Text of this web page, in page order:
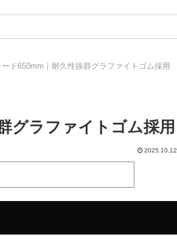
ド650mm｜耐久性抜群グラファイトゴム採用
グラファイトゴム採用
2025.10.12